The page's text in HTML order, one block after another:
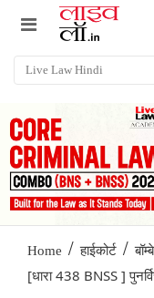
Home / हाईकोर्ट /
[धारा 438 BNSS ]